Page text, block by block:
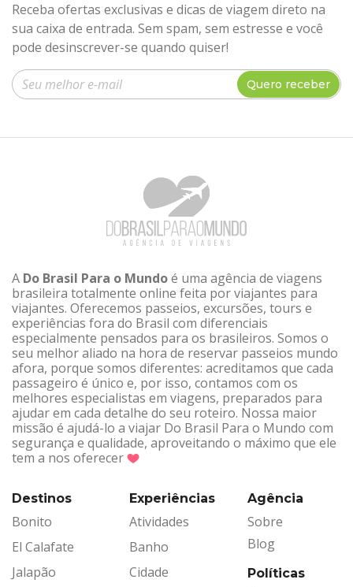
Receba ofertas exclusivas e dicas de viagem direto na
sua caixa de entrada. Sem spam, sem estresse e você
pode desinscrever-se quando quiser!
Insira seu e-mail
Quero receber
A Do Brasil Para o Mundoé uma agência de viagens
brasileira totalmente online feita por viajantes para
viajantes. Oferecemos passeios, excursões, tours e
experiências fora do Brasil com diferenciais
especialmente pensados para os brasileiros. Somos o
seu melhor aliado na hora de reservar passeios mundo
afora, porque somos diferentes: acreditamos que cada
passageiro é único e, por isso, contamos com os
melhores especialistas em viagens, preparados para
ajudar em cada detalhe do seu roteiro. Nossa maior
missão é ajudá-lo a viajar Do Brasil Para o Mundo com
segurança e qualidade, aproveitando o máximo que ele
tem a nos oferecer
Destinos
Bonito
El Calafate
Jalapão
Experiências
Atividades
Banho
Cidade
Agência
Sobre
Blog
Políticas